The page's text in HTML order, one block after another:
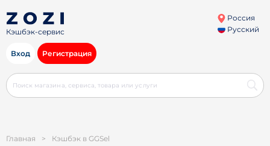
Кэшбэк-сервис
Россия
Русский
Вход Регистрация
Главная > Кэшбэк в GGSel